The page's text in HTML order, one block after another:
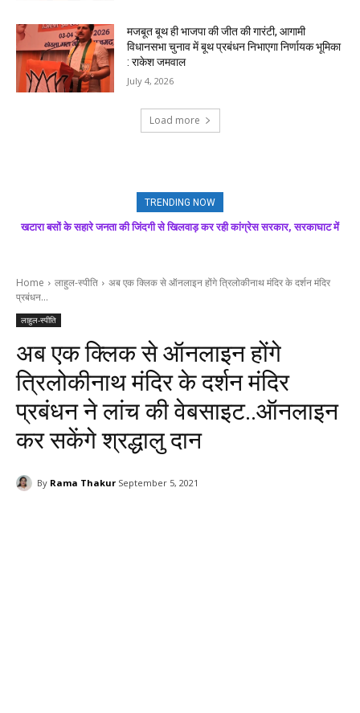
मजबूत बूथ ही भाजपा की जीत की गारंटी, आगामी
विधानसभा चुनाव में बूथ प्रबंधन निभाएगा निर्णायक भूमिका
: राकेश जमवाल
July 4, 2026
Load more